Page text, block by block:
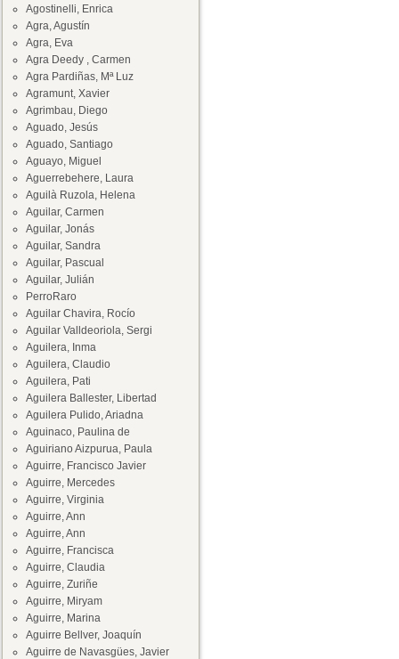
Agostinelli, Enrica
Agra, Agustín
Agra, Eva
Agra Deedy , Carmen
Agra Pardiñas, Mª Luz
Agramunt, Xavier
Agrimbau, Diego
Aguado, Jesús
Aguado, Santiago
Aguayo, Miguel
Aguerrebehere, Laura
Aguilà Ruzola, Helena
Aguilar, Carmen
Aguilar, Jonás
Aguilar, Sandra
Aguilar, Pascual
Aguilar, Julián
PerroRaro
Aguilar Chavira, Rocío
Aguilar Valldeoriola, Sergi
Aguilera, Inma
Aguilera, Claudio
Aguilera, Pati
Aguilera Ballester, Libertad
Aguilera Pulido, Ariadna
Aguinaco, Paulina de
Aguiriano Aizpurua, Paula
Aguirre, Francisco Javier
Aguirre, Mercedes
Aguirre, Virginia
Aguirre, Ann
Aguirre, Ann
Aguirre, Francisca
Aguirre, Claudia
Aguirre, Zuriñe
Aguirre, Miryam
Aguirre, Marina
Aguirre Bellver, Joaquín
Aguirre de Navasgües, Javier